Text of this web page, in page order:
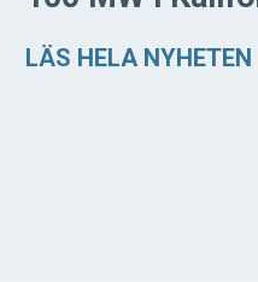
LÄS HELA NYHETEN